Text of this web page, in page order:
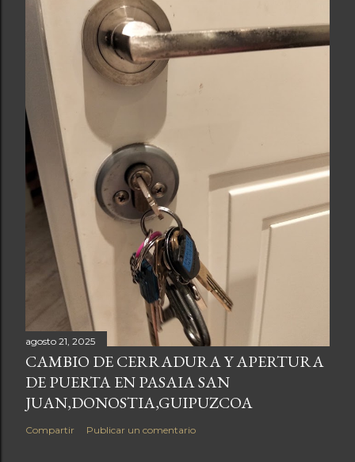
agosto 21, 2025
CAMBIO DE CERRADURA Y APERTURA
DE PUERTA EN PASAIA SAN
JUAN,DONOSTIA,GUIPUZCOA
Compartir Publicar un comentario